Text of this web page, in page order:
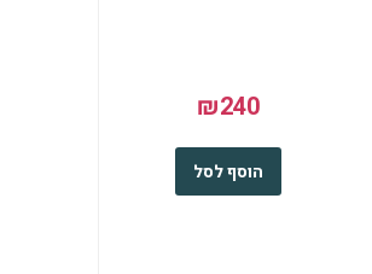
₪240
הוסף לסל